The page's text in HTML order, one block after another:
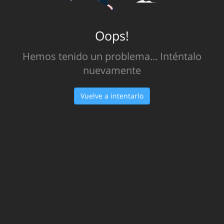
Oops!
Hemos tenido un problema... Inténtalo
nuevamente
Vuelve a intentarlo